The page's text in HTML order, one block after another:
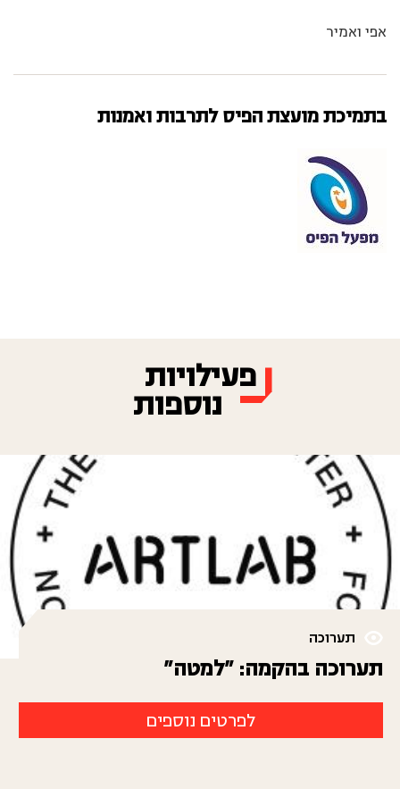
אפי ואמיר
בתמיכת מועצת הפיס לתרבות ואמנות
פעילויות
נוספות
תערוכה
תערוכה בהקמה: "למטה"
לפרטים נוספים